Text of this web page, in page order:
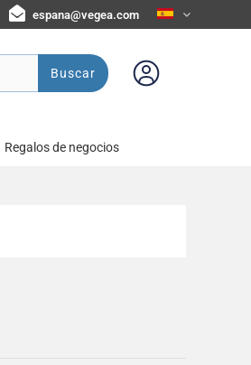
espana@vegea.com
Buscar
Regalos de negocios